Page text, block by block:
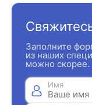
Заполните
из наших
можно скорее.
Имя